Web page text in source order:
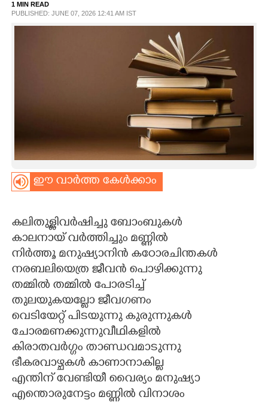
PHOTOS
ART
ASTRO
CARTOONS
LITERATURE
ZOOM
CONTACT US
1 MIN READ
PUBLISHED: JUNE 07, 2026 12:41 AM IST
ഈ വാർത്ത കേൾക്കാം
കലിതുള്ളിവർഷിച്ചു ബോംബുകൾ
കാലനായ് വർത്തിച്ചും മണ്ണിൽ
നിർത്തൂ മനുഷ്യാനിൻ കഠോരചിന്തകൾ
നരബലിയെത്ര ജീവൻ പൊഴിക്കുന്നു
തമ്മിൽ തമ്മിൽ പോരടിച്ച്
തുലയുകയല്ലോ ജീവഗണം
വെടിയേറ്റ് പിടയുന്നു കുരുന്നുകൾ
ചോരമണക്കുന്നുവീഥികളിൽ
കിരാതവർഗ്ഗം താണ്ഡവമാടുന്നു
ഭീകരവാഴ്ചകൾ കാണാനാകില്ല
എന്തിന് വേണ്ടിയീ വൈര്യം മനുഷ്യാ
എന്തൊരുനേട്ടം മണ്ണിൽ വിനാശം